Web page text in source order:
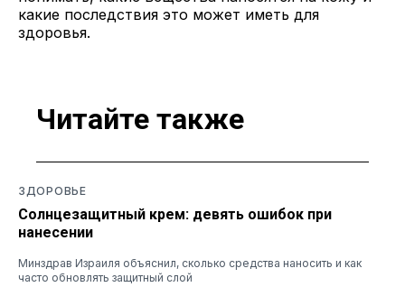
какие последствия это может иметь для
здоровья.
Читайте также
ЗДОРОВЬЕ
Солнцезащитный крем: девять ошибок при
нанесении
Минздрав Израиля объяснил, сколько средства наносить и как
часто обновлять защитный слой